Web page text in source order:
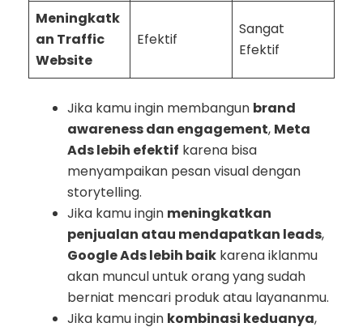
Meningkatk
an Traffic
Website
Efektif
Sangat
Efektif
Jika kamu ingin membangun brand
awareness dan engagement, Meta
Ads lebih efektif karena bisa
menyampaikan pesan visual dengan
storytelling.
Jika kamu ingin meningkatkan
penjualan atau mendapatkan leads,
Google Ads lebih baik karena iklanmu
akan muncul untuk orang yang sudah
berniat mencari produk atau layananmu.
Jika kamu ingin kombinasi keduanya,